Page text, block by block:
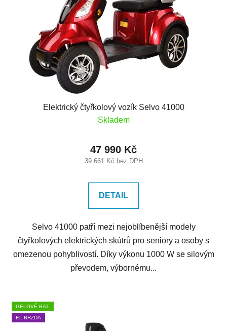
Elektrický čtyřkolový vozík Selvo 41000
Skladem
39 661 Kč bez DPH
47 990 Kč
DETAIL
Selvo 41000 patří mezi nejoblíbenější modely
čtyřkolových elektrických skútrů pro seniory a osoby s
omezenou pohyblivostí. Díky výkonu 1000 W se silovým
převodem, výbornému...
GELOVÉ BAT.
EL.BRZDA